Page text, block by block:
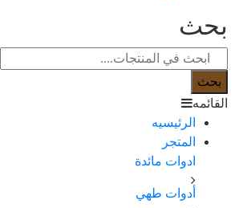
بحث
بحث
القائمه
الرئيسيه
المتجر
ادوات مائدة
اطباق
أدوات طهي